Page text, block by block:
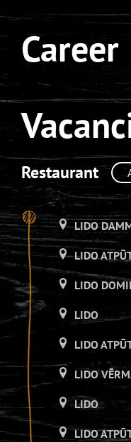
Career
Restaurant
LIDO
LIDO
LIDO
LIDO
LIDO
LIDO
LIDO
LIDO